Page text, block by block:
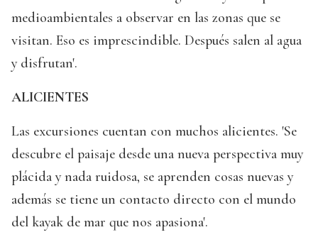
medioambientales a observar en las zonas que se
visitan. Eso es imprescindible. Después salen al agua
y disfrutan'.
ALICIENTES
Las excursiones cuentan con muchos alicientes. 'Se
descubre el paisaje desde una nueva perspectiva muy
plácida y nada ruidosa, se aprenden cosas nuevas y
además se tiene un contacto directo con el mundo
del kayak de mar que nos apasiona'.